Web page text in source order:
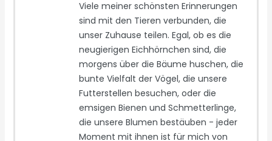
Viele meiner schönsten Erinnerungen
sind mit den Tieren verbunden, die
unser Zuhause teilen. Egal, ob es die
neugierigen Eichhörnchen sind, die
morgens über die Bäume huschen, die
bunte Vielfalt der Vögel, die unsere
Futterstellen besuchen, oder die
emsigen Bienen und Schmetterlinge,
die unsere Blumen bestäuben - jeder
Moment mit ihnen ist für mich von